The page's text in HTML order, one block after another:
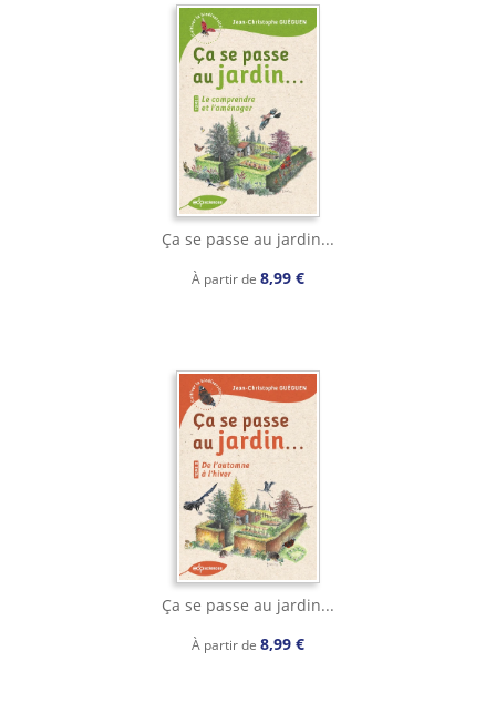
Ça se passe au jardin...
À partir de 8,99 €
Ça se passe au jardin...
À partir de 8,99 €